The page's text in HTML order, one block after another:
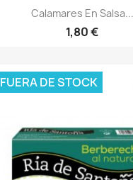
Vista rápida
Calamares En Salsa...
1,80 €
FUERA DE STOCK